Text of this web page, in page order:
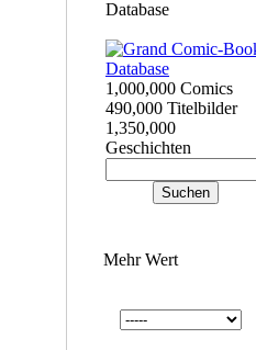
Database
1,000,000 Comics
490,000 Titelbilder
1,350,000
Geschichten
Mehr Wert